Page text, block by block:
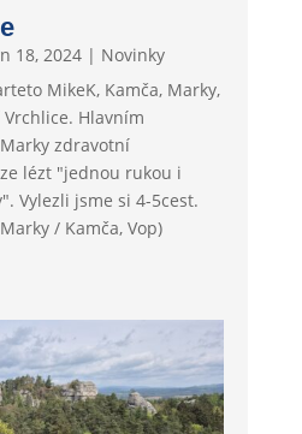
18, 2024| Novinky
MikeK, Kamča, Marky,
Hlavním
zdravotní
lézt "jednou rukou i
Vylezli jsme si 4-5cest.
/ Kamča, Vop)